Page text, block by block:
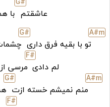
عاشقتم
G#
با
A#m
تو با بقیه فرق داری
G#
لم دادی
F#
مرسی
A#m
منم نمیشم خسته ازت
G#
F#